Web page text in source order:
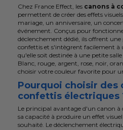
Chez France Effect, les canons à
permettent de créer des effets
mariage, un anniversaire, un
événement. Conçus pour
déclenchement dédié, ils offrent une
confettis et s'intègrent facilement à
qu'elle soit destinée à une petite
Blanc, rouge, argent, rose, noir,
choisir votre couleur favorite pour
Pourquoi choisir des
confettis électriques
Le principal avantage d'un canon à
sa capacité à produire un effet
souhaité. Le déclenchement